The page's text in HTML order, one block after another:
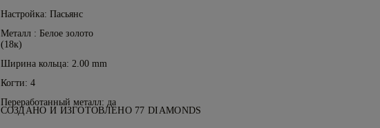
Настройка: Пасьянс
Металл : Белое золото
(18к)
Ширина кольца: 2.00 mm
Когти: 4
Переработанный металл: да
СОЗДАНО И ИЗГОТОВЛЕНО 77 DIAMONDS